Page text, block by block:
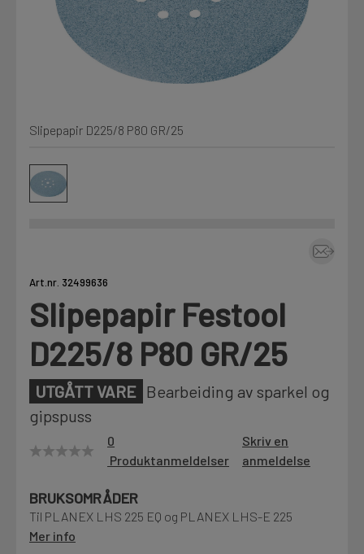
Kjemi, vindsperre og branntetting
Installasjon
Annet
Fag
Motek
Finn butikk
Kontakt
Min Fleet NYHET
Mine henvendelser
Prislister
Firmainformasjon
LOGG UT
Slipepapir D225/8 P80 GR/25
Art.nr. 32499636
Slipepapir Festool
D225/8 P80 GR/25
UTGÅTT VARE Bearbeiding av sparkel og
gipspuss
0
Produktanmeldelser
Skriv en
anmeldelse
BRUKSOMRÅDER
Til PLANEX LHS 225 EQ og PLANEX LHS-E 225
Mer info